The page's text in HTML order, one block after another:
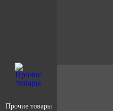
Прочие товары